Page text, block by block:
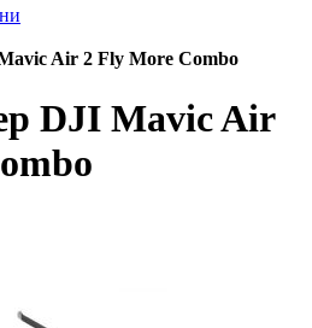
Air 2 Fly More Combo
DJI Mavic Air